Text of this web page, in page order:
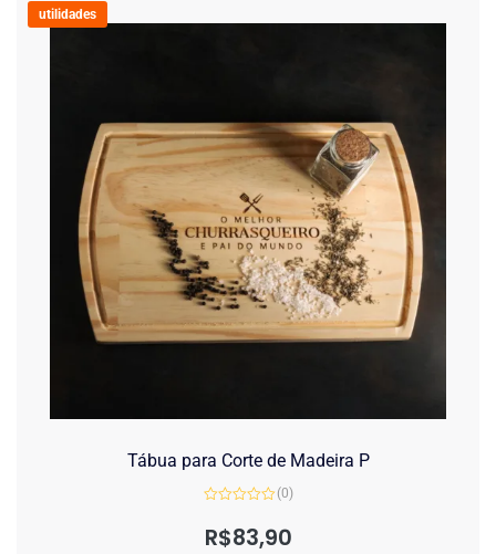
utilidades
Tábua para Corte de Madeira P
de
(0)
R$83,90